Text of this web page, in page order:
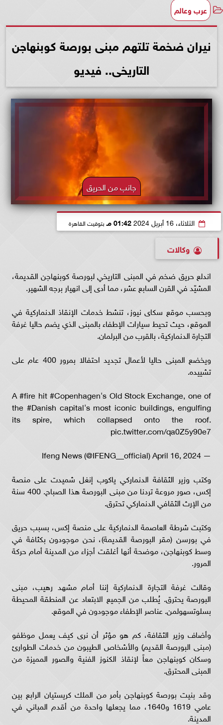
عرب وعالم
نيران ضخمة تلتهم مبنى بورصة كوبنهاجن
التاريخى.. فيديو
جانب من الحريق
الثلاثاء، 16 أبريل 2024 01:42 مـ بتوقيت القاهرة
وكالات
اندلع حريق ضخم في المبنى التاريخي لبورصة كوبنهاجن القديمة،
المشيّد في القرن السابع عشر، مما أدى إلى انهيار برجه الشهير.
وبحسب موقع سكاى نيوز، تنشط خدمات الإنقاذ الدنماركية في
الموقع، حيث تحيط سيارات الإطفاء بالمبنى الذي يضم حاليا غرفة
التجارة الدنماركية، بالقرب من البرلمان.
ويخضع المبنى حاليا لأعمال تجديد احتفالا بمرور 400 عام على
تشييده.
A #fire hit #Copenhagen's Old Stock Exchange, one of
the #Danish capital's most iconic buildings, engulfing
its spire, which collapsed onto the roof.
pic.twitter.com/qa0Z5y90e7
— Ifeng News (@IFENG__official) April 16, 2024
وكتب وزير الثقافة الدنماركي ياكوب إنغل شميدت على منصة
إكس، صور مروعة تردنا من مبنى البورصة هذا الصباح. 400 سنة
من الإرث الثقافي الدنماركي تحترق.
وكتبت شرطة العاصمة الدنماركية على منصة إكس، بسبب حريق
في بورسن (مقر البورصة القديمة)، نحن موجودون بكثافة في
وسط كوبنهاجن، موضحة أنها أغلقت أجزاء من المدينة أمام حركة
المرور.
وقالت غرفة التجارة الدنماركية إننا أمام مشهد رهيب، مبنى
البورصة يحترق. يُطلب من الجميع الابتعاد عن المنطقة المحيطة
بسلوتسهولمن. عناصر الإطفاء موجودون في الموقع.
وأضاف وزير الثقافة، كم هو مؤثر أن نرى كيف يعمل موظفو
(مبنى البورصة القديم) والأشخاص الطيبون من خدمات الطوارئ
وسكان كوبنهاجن معاً لإنقاذ الكنوز الفنية والصور المميزة من
المبنى المحترق.
وقد بنيت بورصة كوبنهاجن بأمر من الملك كريستيان الرابع بين
عامي 1619 و1640، مما يجعلها واحدة من أقدم المباني في
المدينة.